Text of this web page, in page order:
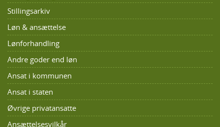
Stillingsarkiv
Løn & ansættelse
Lønforhandling
Andre goder end løn
Ansat i kommunen
Ansat i staten
Øvrige privatansatte
Ansættelsesvilkår